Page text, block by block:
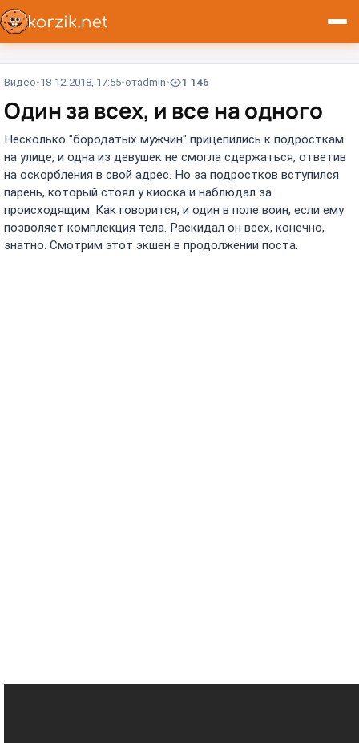
Видео 18-12-2018, 17:55 отadmin 1 146
Один за всех, и все на одного
Несколько "бородатых мужчин" прицепились к подросткам
на улице, и одна из девушек не смогла сдержаться, ответив
на оскорбления в свой адрес. Но за подростков вступился
парень, который стоял у киоска и наблюдал за
происходящим. Как говорится, и один в поле воин, если ему
позволяет комплекция тела. Раскидал он всех, конечно,
знатно. Смотрим этот экшен в продолжении поста.